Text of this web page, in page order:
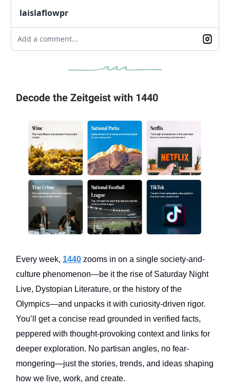
laislaflowpr
Add a comment...
Decode the Zeitgeist with 1440
Every week, 1440 zooms in on a single society-and-
culture phenomenon—be it the rise of Saturday Night
Live, Dystopian Literature, or the history of the
Olympics—and unpacks it with curiosity-driven rigor.
You’ll get a concise read grounded in verified facts,
peppered with thought-provoking context and links for
deeper exploration. No partisan angles, no fear-
mongering—just the stories, trends, and ideas shaping
how we live, work, and create.